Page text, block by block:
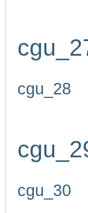
cgu_28
cgu_30